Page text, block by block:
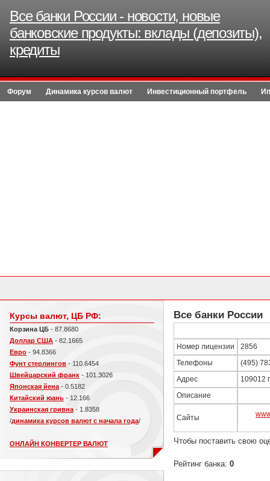
Все банки России - новости, новые
банковские продукты: вклады (депозиты),
кредиты
Форум Динамика курсов валют Инвестиционный портфель
Курсы валют, ЦБ РФ:
Корзина ЦБ - 87.8680
Доллар США - 82.1665
Евро - 94.8366
Фунт стерлингов - 110.6454
Швейцарский франк - 101.3026
Японская йена - 0.5182
Китайский юань - 12.166
Украинская гривна - 1.8358
/динамика курсов валют с начала года/
ОНЛАЙН КОНВЕРТЕР ВАЛЮТ
Все банки России
Номер лицензии 2856
Телефоны (495)
Адрес 109012
Описание
Сайты
Чтобы поставить свою
Рейтинг банка: 0